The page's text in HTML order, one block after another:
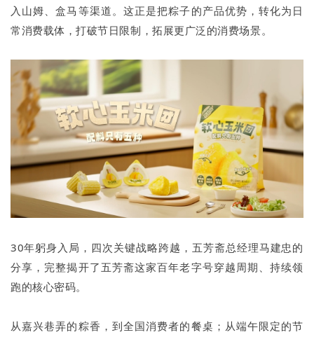
入山姆、盒马等渠道。这正是把粽子的产品优势，转化为日
常消费载体，打破节日限制，拓展更广泛的消费场景。
30年躬身入局，四次关键战略跨越，五芳斋总经理马建忠的
分享，完整揭开了五芳斋这家百年老字号穿越周期、持续领
跑的核心密码。
从嘉兴巷弄的粽香，到全国消费者的餐桌；从端午限定的节